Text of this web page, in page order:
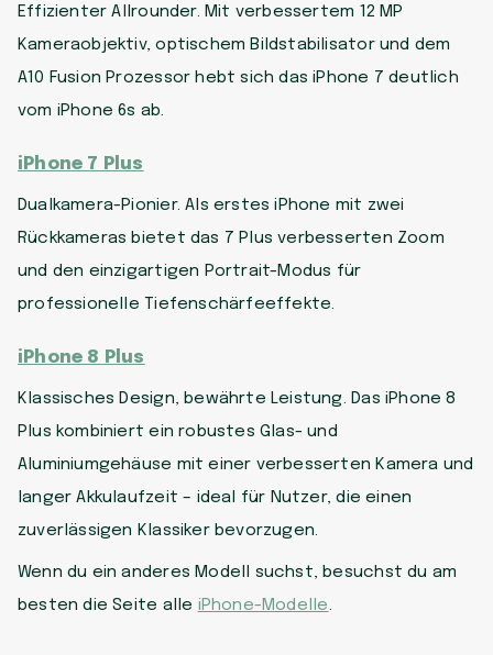
Effizienter Allrounder. Mit verbessertem 12 MP
Kameraobjektiv, optischem Bildstabilisator und dem
A10 Fusion Prozessor hebt sich das iPhone 7 deutlich
vom iPhone 6s ab.
iPhone 7 Plus
Dualkamera-Pionier. Als erstes iPhone mit zwei
Rückkameras bietet das 7 Plus verbesserten Zoom
und den einzigartigen Portrait-Modus für
professionelle Tiefenschärfeeffekte.
iPhone 8 Plus
Klassisches Design, bewährte Leistung. Das iPhone 8
Plus kombiniert ein robustes Glas- und
Aluminiumgehäuse mit einer verbesserten Kamera und
langer Akkulaufzeit – ideal für Nutzer, die einen
zuverlässigen Klassiker bevorzugen.
Wenn du ein anderes Modell suchst, besuchst du am
besten die Seite alle iPhone-Modelle.